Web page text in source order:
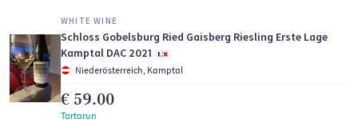
WHITE WINE
Schloss Gobelsburg Ried Gaisberg Riesling Erste Lage
Kamptal DAC 2021
Niederösterreich, Kamptal
€ 59.00
Tartarun